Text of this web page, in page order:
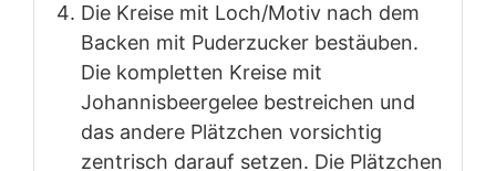
Die Kreise mit Loch/Motiv nach dem
Backen mit Puderzucker bestäuben.
Die kompletten Kreise mit
Johannisbeergelee bestreichen und
das andere Plätzchen vorsichtig
zentrisch darauf setzen. Die Plätzchen